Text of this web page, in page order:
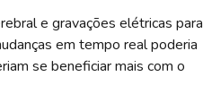
e gravações elétricas para
em tempo real poderia
se beneficiar mais com o